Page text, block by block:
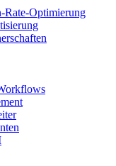
Rate-Optimierung